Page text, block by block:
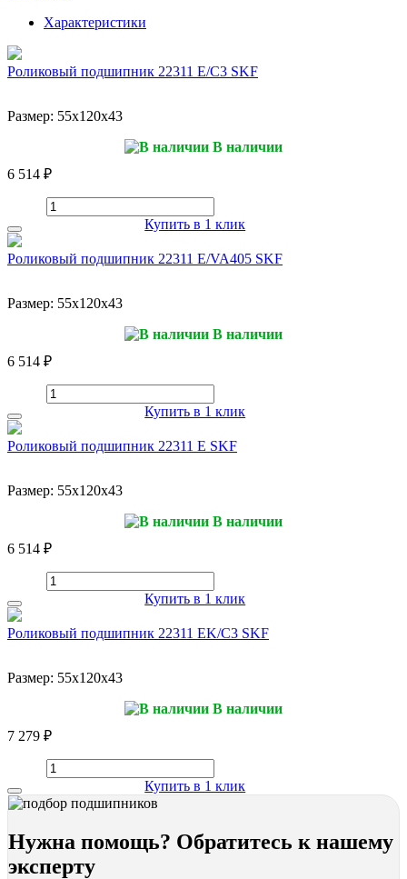
Характеристики
Роликовый подшипник 22311 E/C3 SKF
Размер: 55x120x43
В наличии
6 514 ₽
Купить в 1 клик
Роликовый подшипник 22311 E/VA405 SKF
Размер: 55x120x43
В наличии
6 514 ₽
Купить в 1 клик
Роликовый подшипник 22311 E SKF
Размер: 55x120x43
В наличии
6 514 ₽
Купить в 1 клик
Роликовый подшипник 22311 EK/C3 SKF
Размер: 55x120x43
В наличии
7 279 ₽
Купить в 1 клик
Нужна помощь? Обратитесь к нашему
эксперту